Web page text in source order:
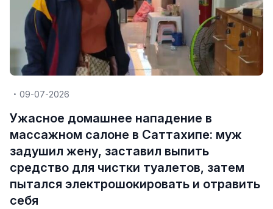
09-07-2026
Ужасное домашнее нападение в
массажном салоне в Саттахипе: муж
задушил жену, заставил выпить
средство для чистки туалетов, затем
пытался электрошокировать и отравить
себя